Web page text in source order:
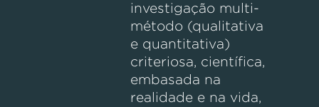
investigação multi-
método (qualitativa
e quantitativa)
criteriosa, científica,
embasada na
realidade e na vida,